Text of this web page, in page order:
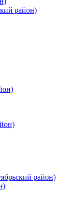
район)
район)